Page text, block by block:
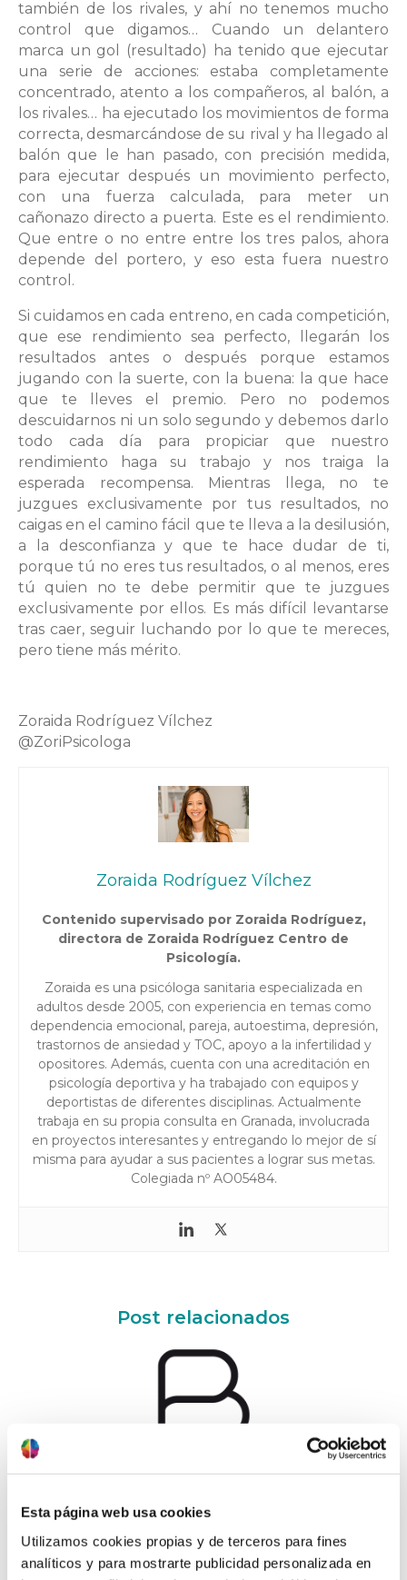
Esta página web usa cookies
Utilizamos cookies propias y de terceros para fines
analíticos y para mostrarte publicidad personalizada en
también de los rivales, y ahí no tenemos mucho
control que digamos… Cuando un delantero
marca un gol (resultado) ha tenido que ejecutar
una serie de acciones: estaba completamente
concentrado, atento a los compañeros, al balón, a
los rivales… ha ejecutado los movimientos de forma
correcta, desmarcándose de su rival y ha llegado al
balón que le han pasado, con precisión medida,
para ejecutar después un movimiento perfecto,
con una fuerza calculada, para meter un
cañonazo directo a puerta. Este es el rendimiento.
Que entre o no entre entre los tres palos, ahora
depende del portero, y eso esta fuera nuestro
control.
Si cuidamos en cada entreno, en cada competición,
que ese rendimiento sea perfecto, llegarán los
resultados antes o después porque estamos
jugando con la suerte, con la buena: la que hace
que te lleves el premio. Pero no podemos
descuidarnos ni un solo segundo y debemos darlo
todo cada día para propiciar que nuestro
rendimiento haga su trabajo y nos traiga la
esperada recompensa. Mientras llega, no te
juzgues exclusivamente por tus resultados, no
caigas en el camino fácil que te lleva a la desilusión,
a la desconfianza y que te hace dudar de ti,
porque tú no eres tus resultados, o al menos, eres
tú quien no te debe permitir que te juzgues
exclusivamente por ellos. Es más difícil levantarse
tras caer, seguir luchando por lo que te mereces,
pero tiene más mérito.
Zoraida Rodríguez Vílchez
@ZoriPsicologa
Zoraida Rodríguez Vílchez
Contenido supervisado por Zoraida Rodríguez,
directora de Zoraida Rodríguez Centro de
Psicología.
Zoraida es una psicóloga sanitaria especializada en
adultos desde 2005, con experiencia en temas como
dependencia emocional, pareja, autoestima, depresión,
trastornos de ansiedad y TOC, apoyo a la infertilidad y
opositores. Además, cuenta con una acreditación en
psicología deportiva y ha trabajado con equipos y
deportistas de diferentes disciplinas. Actualmente
trabaja en su propia consulta en Granada, involucrada
en proyectos interesantes y entregando lo mejor de sí
misma para ayudar a sus pacientes a lograr sus metas.
Colegiada nº AO05484.
Post relacionados
14/02/2017
Congreso Better by Science
El próximo 11 de Noviembre tendré el gusto